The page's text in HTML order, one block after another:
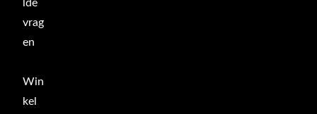
lde
vrag
en
Win
kel